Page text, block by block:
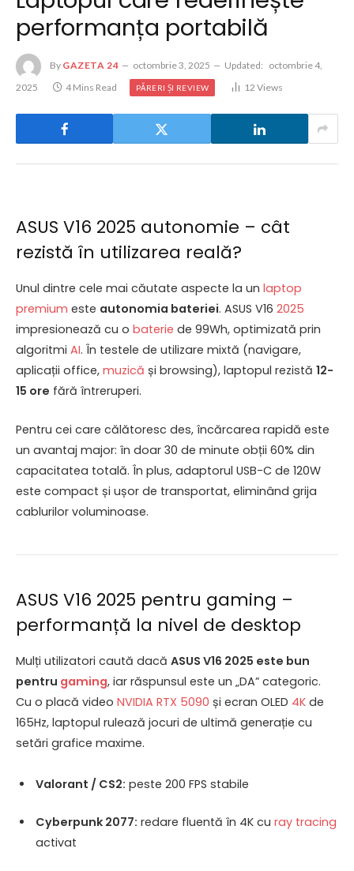
performanța portabilă
By GAZETA 24 octombrie 3, 2025 Updated: octombrie 4,
2025
4 Mins Read PĂRERI ȘI REVIEW 12Views
ASUS V16 2025 autonomie – cât
rezistă în utilizarea reală?
Unul dintre cele mai căutate aspecte la un laptop
premium este autonomia bateriei. ASUS V16 2025
impresionează cu o baterie de 99Wh, optimizată prin
algoritmi AI. În testele de utilizare mixtă (navigare,
aplicații office, muzică și browsing), laptopul rezistă 12-
15 ore fără întreruperi.
Pentru cei care călătoresc des, încărcarea rapidă este
un avantaj major: în doar 30 de minute obții 60% din
capacitatea totală. În plus, adaptorul USB-C de 120W
este compact și ușor de transportat, eliminând grija
cablurilor voluminoase.
ASUS V16 2025 pentru gaming –
performanță la nivel de desktop
Mulți utilizatori caută dacă ASUS V16 2025 este bun
pentru gaming, iar răspunsul este un „DA” categoric.
Cu o placă video NVIDIA RTX 5090 și ecran OLED 4K de
165Hz, laptopul rulează jocuri de ultimă generație cu
setări grafice maxime.
Valorant / CS2: peste 200 FPS stabile
Cyberpunk 2077: redare fluentă în 4K cu ray tracing
activat